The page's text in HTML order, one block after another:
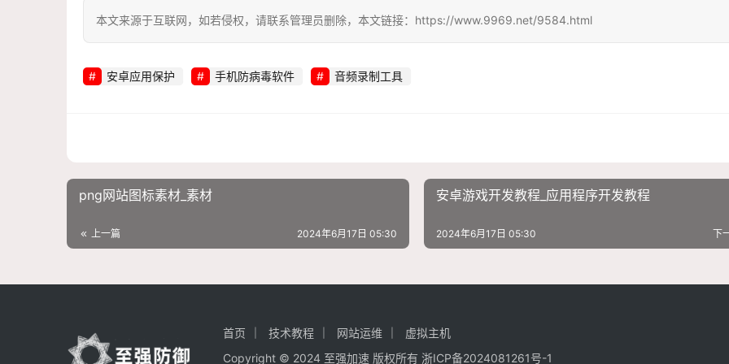
本文来源于互联网，如若侵权，请联系管理员删除，本文链接：https://www.9969.net/9584.html
安卓应用保护 手机防病毒软件 音频录制工具
png网站图标素材_素材
上一篇 2024年6月17日 05:30
安卓游戏开发教程_应用程序开发教程
下
2024年6月17日 05:30
首页 技术教程 网站运维
虚拟主机
Copyright © 2024 至强加速 版权所有 浙ICP备2024081261号-1